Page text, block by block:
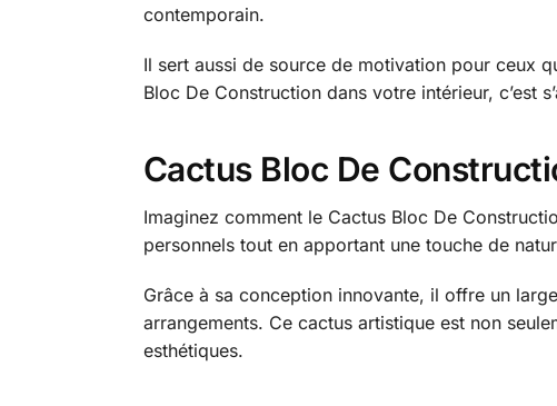
contemporain.
Il sert aussi de source de motivation pour ceux
Bloc De Construction dans votre intérieur, c’est
Cactus Bloc De
Imaginez comment le Cactus Bloc De
personnels tout en apportant une touche de
Grâce à sa conception innovante, il offre un
arrangements. Ce cactus artistique est non
esthétiques.